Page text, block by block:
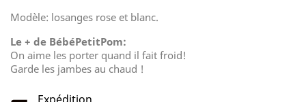
Modèle: losanges rose et blanc.
Le + de BébéPetitPom:
On aime les porter quand il fait froid!
Garde les jambes au chaud !